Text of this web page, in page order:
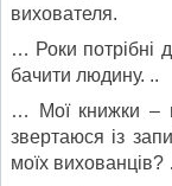
вихователя.
… Роки потрібні
бачити людину. ..
… Мої книжки –
звертаюся із
моїх